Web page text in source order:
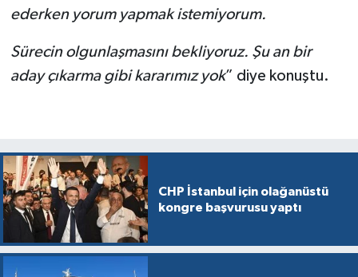
ederken yorum yapmak istemiyorum.
Sürecin olgunlaşmasını bekliyoruz. Şu an bir
aday çıkarma gibi kararımız yok” diye konuştu.
CHP İstanbul için olağanüstü
kongre başvurusu yaptı